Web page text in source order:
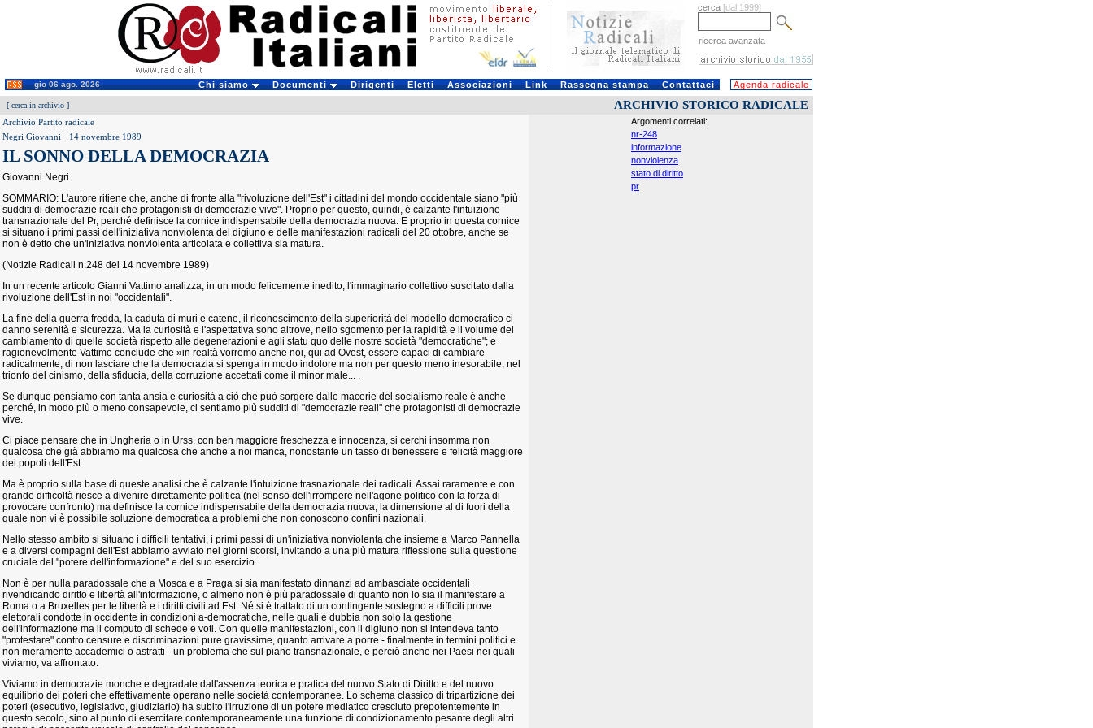
cerca [dal 1999]
ricerca avanzata
gio 06 ago. 2026 Chi siamo Documenti Dirigenti Eletti Associazioni Link Rassegna stampa Contattaci Agenda radicale
[ cerca in archivio ] ARCHIVIO STORICO RADICALE
Archivio Partito radicale
Negri Giovanni - 14 novembre 1989
IL SONNO DELLA DEMOCRAZIA
Giovanni Negri
SOMMARIO: L'autore ritiene che, anche di fronte alla "rivoluzione dell'Est" i cittadini del mondo occidentale siano "più
sudditi di democrazie reali che protagonisti di democrazie vive". Proprio per questo, quindi, è calzante l'intuizione
transnazionale del Pr, perché definisce la cornice indispensabile della democrazia nuova. E proprio in questa cornice
si situano i primi passi dell'iniziativa nonviolenta del digiuno e delle manifestazioni radicali del 20 ottobre, anche se
non è detto che un'iniziativa nonviolenta articolata e collettiva sia matura.
(Notizie Radicali n.248 del 14 novembre 1989)
In un recente articolo Gianni Vattimo analizza, in un modo felicemente inedito, l'immaginario collettivo suscitato dalla
rivoluzione dell'Est in noi "occidentali".
La fine della guerra fredda, la caduta di muri e catene, il riconoscimento della superiorità del modello democratico ci
danno serenità e sicurezza. Ma la curiosità e l'aspettativa sono altrove, nello sgomento per la rapidità e il volume del
cambiamento di quelle società rispetto alle degenerazioni e agli statu quo delle nostre società "democratiche"; e
ragionevolmente Vattimo conclude che »in realtà vorremo anche noi, qui ad Ovest, essere capaci di cambiare
radicalmente, di non lasciare che la democrazia si spenga in modo indolore ma non per questo meno inesorabile, nel
trionfo del cinismo, della sfiducia, della corruzione accettati come il minor male... .
Se dunque pensiamo con tanta ansia e curiosità a ciò che può sorgere dalle macerie del socialismo reale é anche
perché, in modo più o meno consapevole, ci sentiamo più sudditi di "democrazie reali" che protagonisti di democrazie
vive.
Ci piace pensare che in Ungheria o in Urss, con ben maggiore freschezza e innocenza, si cerchi insomma non
qualcosa che già abbiamo ma qualcosa che anche a noi manca, nonostante un tasso di benessere e felicità maggiore
dei popoli dell'Est.
Ma è proprio sulla base di queste analisi che è calzante l'intuizione trasnazionale dei radicali. Assai raramente e con
grande difficoltà riesce a divenire direttamente politica (nel senso dell'irrompere nell'agone politico con la forza di
provocare confronto) ma definisce la cornice indispensabile della democrazia nuova, la dimensione al di fuori della
quale non vi è possibile soluzione democratica a problemi che non conoscono confini nazionali.
Nello stesso ambito si situano i difficili tentativi, i primi passi di un'iniziativa nonviolenta che insieme a Marco Pannella
e a diversi compagni dell'Est abbiamo avviato nei giorni scorsi, invitando a una più matura riflessione sulla questione
cruciale del "potere dell'informazione" e del suo esercizio.
Non è per nulla paradossale che a Mosca e a Praga si sia manifestato dinnanzi ad ambasciate occidentali
rivendicando diritto e libertà all'informazione, o almeno non è più paradossale di quanto non lo sia il manifestare a
Roma o a Bruxelles per le libertà e i diritti civili ad Est. Né si è trattato di un contingente sostegno a difficili prove
elettorali condotte in occidente in condizioni a-democratiche, nelle quali è dubbia non solo la gestione
dell'informazione ma il computo di schede e voti. Con quelle manifestazioni, con il digiuno non si intendeva tanto
"protestare" contro censure e discriminazioni pure gravissime, quanto arrivare a porre - finalmente in termini politici e
non meramente accademici o astratti - un problema che sul piano transnazionale, e perciò anche nei Paesi nei quali
viviamo, va affrontato.
Viviamo in democrazie monche e degradate dall'assenza teorica e pratica del nuovo Stato di Diritto e del nuovo
equilibrio dei poteri che effettivamente operano nelle società contemporanee. Lo schema classico di tripartizione dei
poteri (esecutivo, legislativo, giudiziario) ha subito l'irruzione di un potere mediatico cresciuto prepotentemente in
questo secolo, sino al punto di esercitare contemporaneamente una funzione di condizionamento pesante degli altri
Argomenti correlati:
nr-248
informazione
nonviolenza
stato di diritto
pr